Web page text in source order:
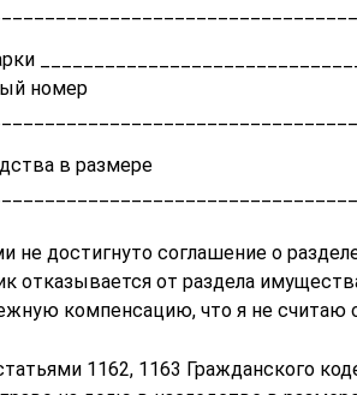
номер
в размере
не достигнуто соглашение о
отказывается от раздела
компенсацию, что я не считаю
1162, 1163 Гражданского